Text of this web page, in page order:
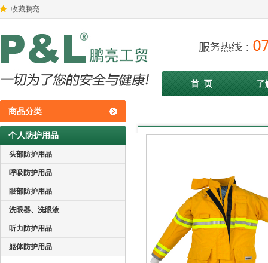
收藏鹏亮
首 页 了
商品分类
个人防护用品
头部防护用品
呼吸防护用品
眼部防护用品
洗眼器、洗眼液
听力防护用品
躯体防护用品